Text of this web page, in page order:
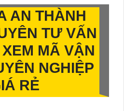
AN THÀNH
TƯ VẤN
MÃ VẬN
NGHIỆP
RẺ